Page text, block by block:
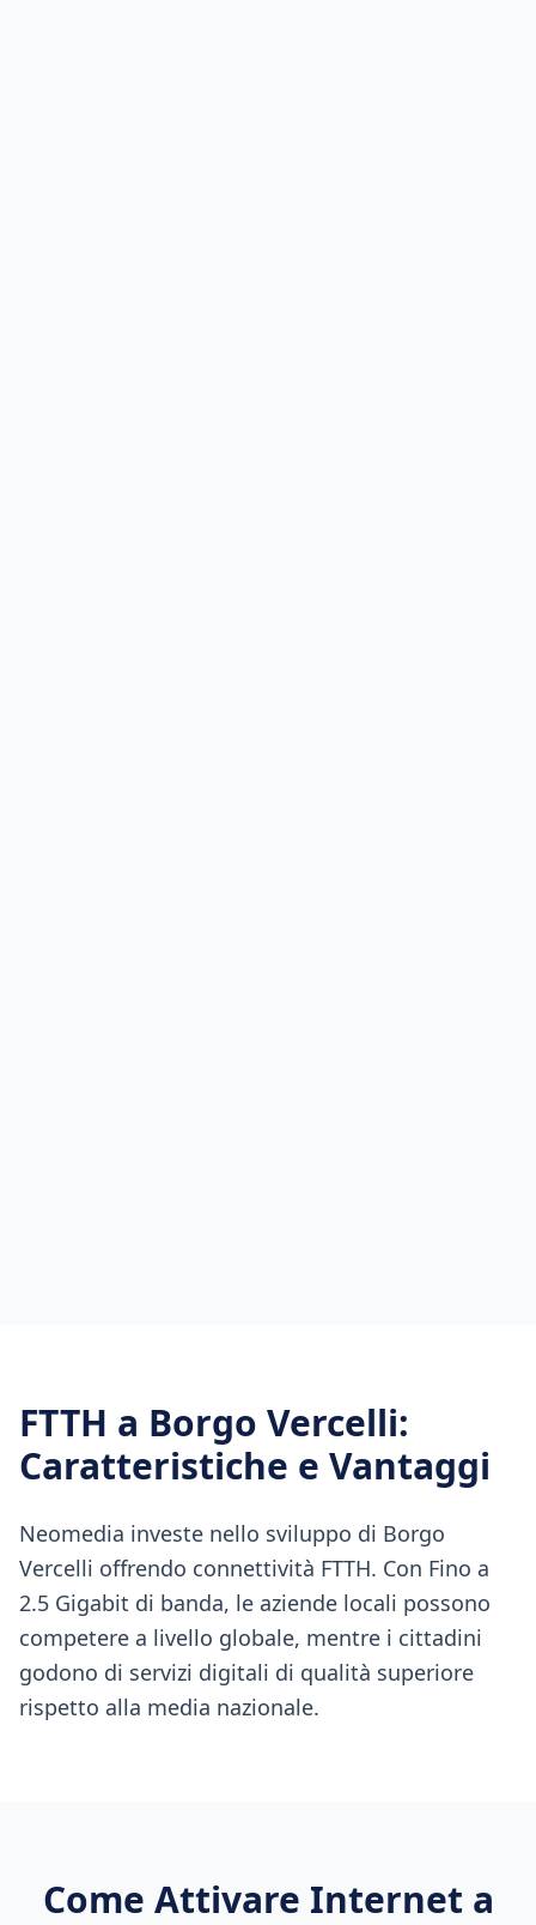
FTTH a Borgo Vercelli:
Caratteristiche e Vantaggi
Neomedia investe nello sviluppo di Borgo
Vercelli offrendo connettività FTTH. Con Fino a
2.5 Gigabit di banda, le aziende locali possono
competere a livello globale, mentre i cittadini
godono di servizi digitali di qualità superiore
rispetto alla media nazionale.
Come Attivare Internet a